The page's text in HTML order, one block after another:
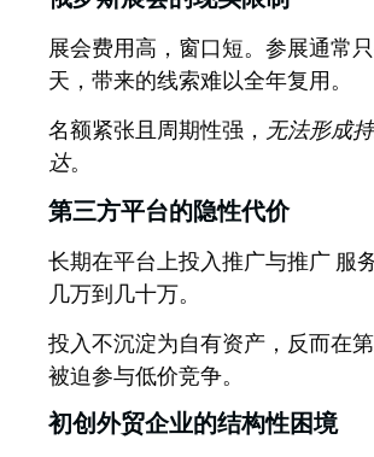
展会费用高，窗口短。参展通常
天，带来的线索难以全年复用。
名额紧张且周期性强， 无法形成
达。
第三方平台的隐性代价
长期在平台上投入推广与推广 服
几万到几十万。
投入不沉淀为自有资产，反而在
被迫参与低价竞争。
初创外贸企业的结构性困境